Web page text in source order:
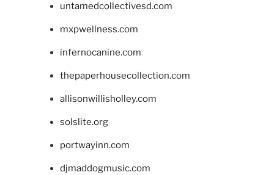
untamedcollectivesd.com
mxpwellness.com
infernocanine.com
thepaperhousecollection.com
allisonwillisholley.com
solslite.org
portwayinn.com
djmaddogmusic.com